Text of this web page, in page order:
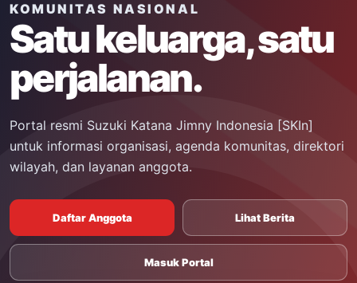
KOMUNITAS NASIONAL
Satu keluarga, satu
perjalanan.
Portal resmi Suzuki Katana Jimny Indonesia [SKIn]
untuk informasi organisasi, agenda komunitas, direktori
wilayah, dan layanan anggota.
Daftar Anggota Lihat Berita
Masuk Portal